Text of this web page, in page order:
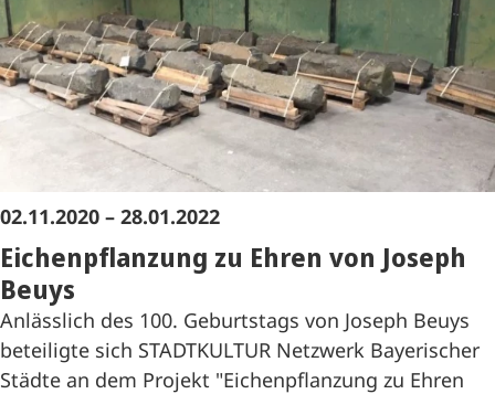
02.11.2020 – 28.01.2022
Eichenpflanzung zu Ehren von Joseph
Beuys
Anlässlich des 100. Geburtstags von Joseph Beuys
beteiligte sich STADTKULTUR Netzwerk Bayerischer
Städte an dem Projekt "Eichenpflanzung zu Ehren